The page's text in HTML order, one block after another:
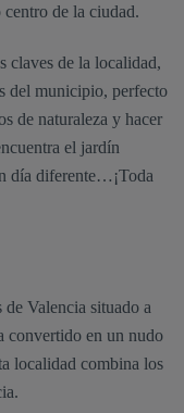
centro de la ciudad.
claves de la localidad,
del municipio, perfecto
de naturaleza y hacer
el jardín
día diferente…¡Toda
Valencia situado a
convertido en un nudo
localidad combina los